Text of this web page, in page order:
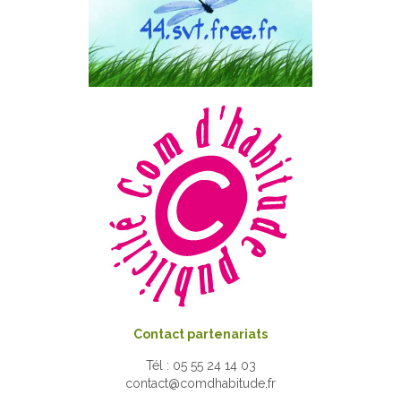
Contact partenariats
Tél : 05 55 24 14 03
contact@comdhabitude.fr